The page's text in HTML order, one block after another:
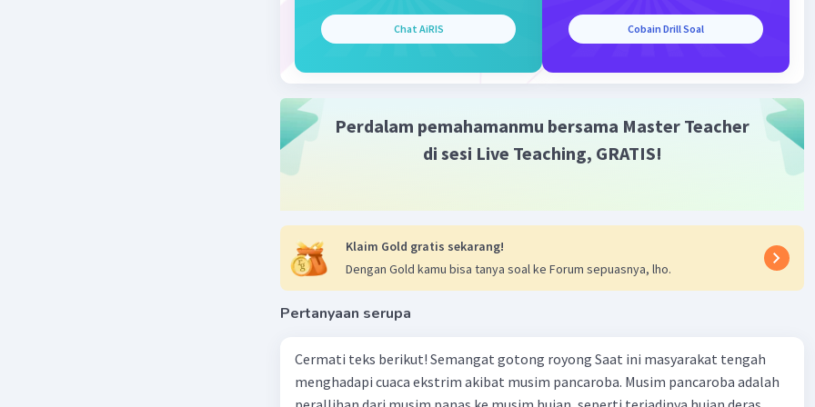
Perubahan iklim dapat memengaruhi pola migrasi dan
ketersediaan sumber daya yang diperlukan oleh hewan migran.
Gangguan oleh aktivitas manusia seperti pembangunan,
kebisingan, dan kegiatan rekreasi dapat mengganggu perilaku
Perburuan dan Perdagangan:
Perburuan ilegal dan perdagangan hewan liar dapat
mengancam populasi hewan migran.
Konservasi Habitat:
Melindungi dan mempertahankan habitat alami yang
Chat AiRIS Cobain Drill Soal
Perdalam pemahamanmu bersama Master Teacher
di sesi Live Teaching, GRATIS!
Klaim Gold gratis sekarang!
Dengan Gold kamu bisa tanya soal ke Forum sepuasnya, lho.
Pertanyaan serupa
Cermati teks berikut! Semangat gotong royong Saat ini masyarakat tengah
menghadapi cuaca ekstrim akibat musim pancaroba. Musim pancaroba adalah